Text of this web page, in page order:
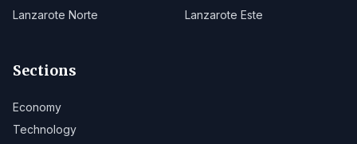
Lanzarote Norte
Lanzarote Este
Sections
Economy
Technology